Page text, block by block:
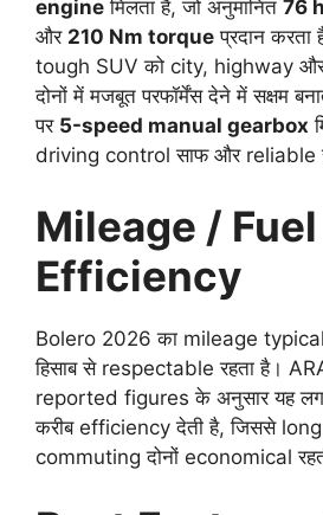
engine मिलता है, जो अनुमानित 76
और 210 Nm torque प्रदान
tough SUV को city, highway
दोनों में मजबूत परफॉर्मेंस देने में सक्षम
पर 5-speed manual gearbox
driving control साफ और reliable
Mileage / Fuel
Efficiency
Bolero 2026 का mileage
हिसाब से respectable रहता है।
reported figures के अनुसार यह
करीब efficiency देती है, जिससे
commuting दोनों economical